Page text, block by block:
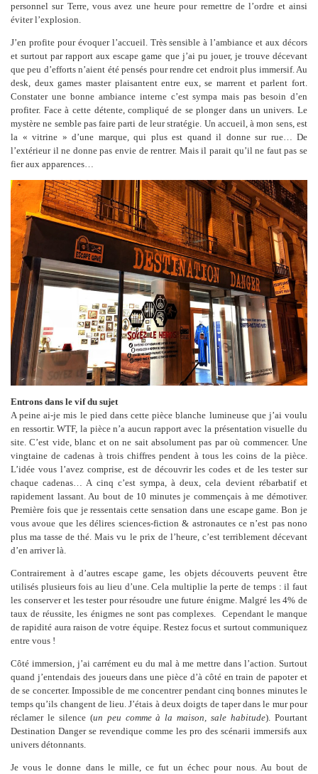
personnel sur Terre, vous avez une heure pour remettre de l’ordre et ainsi
éviter l’explosion.
J’en profite pour évoquer l’accueil. Très sensible à l’ambiance et aux décors
et surtout par rapport aux escape game que j’ai pu jouer, je trouve décevant
que peu d’efforts n’aient été pensés pour rendre cet endroit plus immersif. Au
desk, deux games master plaisantent entre eux, se marrent et parlent fort.
Constater une bonne ambiance interne c’est sympa mais pas besoin d’en
profiter. Face à cette détente, compliqué de se plonger dans un univers. Le
mystère ne semble pas faire parti de leur stratégie. Un accueil, à mon sens, est
la « vitrine » d’une marque, qui plus est quand il donne sur rue… De
l’extérieur il ne donne pas envie de rentrer. Mais il parait qu’il ne faut pas se
fier aux apparences…
Entrons dans le vif du sujet
A peine ai-je mis le pied dans cette pièce blanche lumineuse que j’ai voulu
en ressortir. WTF, la pièce n’a aucun rapport avec la présentation visuelle du
site. C’est vide, blanc et on ne sait absolument pas par où commencer. Une
vingtaine de cadenas à trois chiffres pendent à tous les coins de la pièce.
L’idée vous l’avez comprise, est de découvrir les codes et de les tester sur
chaque cadenas… A cinq c’est sympa, à deux, cela devient rébarbatif et
rapidement lassant. Au bout de 10 minutes je commençais à me démotiver.
Première fois que je ressentais cette sensation dans une escape game. Bon je
vous avoue que les délires sciences-fiction & astronautes ce n’est pas nono
plus ma tasse de thé. Mais vu le prix de l’heure, c’est terriblement décevant
d’en arriver là.
Contrairement à d’autres escape game, les objets découverts peuvent être
utilisés plusieurs fois au lieu d’une. Cela multiplie la perte de temps : il faut
les conserver et les tester pour résoudre une future énigme. Malgré les 4% de
taux de réussite, les énigmes ne sont pas complexes. Cependant le manque
de rapidité aura raison de votre équipe. Restez focus et surtout communiquez
entre vous !
Côté immersion, j’ai carrément eu du mal à me mettre dans l’action. Surtout
quand j’entendais des joueurs dans une pièce d’à côté en train de papoter et
de se concerter. Impossible de me concentrer pendant cinq bonnes minutes le
temps qu’ils changent de lieu. J’étais à deux doigts de taper dans le mur pour
réclamer le silence (un peu comme à la maison, sale habitude). Pourtant
Destination Danger se revendique comme les pro des scénarii immersifs aux
univers détonnants.
Je vous le donne dans le mille, ce fut un échec pour nous. Au bout de